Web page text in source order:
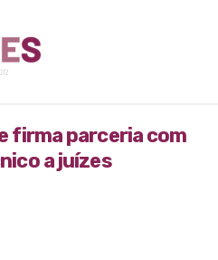
firma parceria com
a juízes